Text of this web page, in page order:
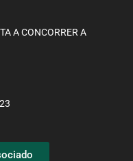
A CONCORRER A